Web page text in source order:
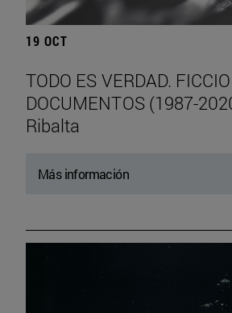
19 OCT
TODO ES VERDAD.
DOCUMENTOS (1987-
Ribalta
Más información